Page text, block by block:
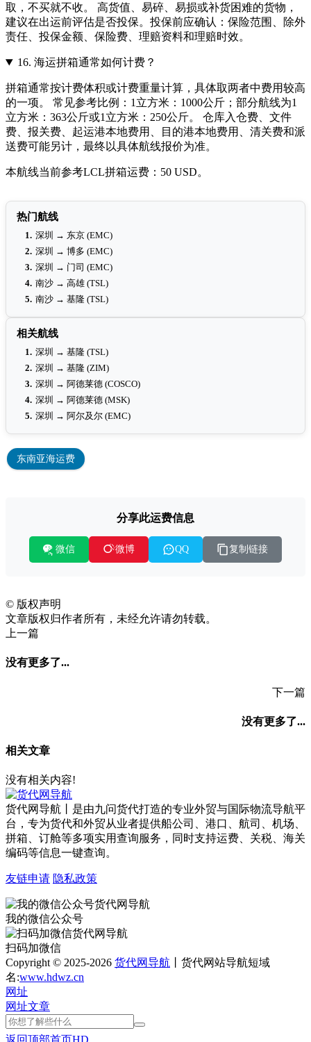
取，不买就不收。 高货值、易碎、易损或补货困难的货物，
建议在出运前评估是否投保。投保前应确认：保险范围、除外
责任、投保金额、保险费、理赔资料和理赔时效。
16. 海运拼箱通常如何计费？
拼箱通常按计费体积或计费重量计算，具体取两者中费用较高
的一项。 常见参考比例：1立方米：1000公斤；部分航线为1
立方米：363公斤或1立方米：250公斤。 仓库入仓费、文件
费、报关费、起运港本地费用、目的港本地费用、清关费和派
送费可能另计，最终以具体航线报价为准。
本航线当前参考LCL拼箱运费：50 USD。
热门航线
1. 深圳 → 东京 (EMC)
2. 深圳 → 博多 (EMC)
3. 深圳 → 门司 (EMC)
4. 南沙 → 高雄 (TSL)
5. 南沙 → 基隆 (TSL)
相关航线
1. 深圳 → 基隆 (TSL)
2. 深圳 → 基隆 (ZIM)
3. 深圳 → 阿德莱德 (COSCO)
4. 深圳 → 阿德莱德 (MSK)
5. 深圳 → 阿尔及尔 (EMC)
东南亚海运费
分享此运费信息
微信 微博 QQ 复制链接
© 版权声明
文章版权归作者所有，未经允许请勿转载。
上一篇
没有更多了...
下一篇
没有更多了...
相关文章
没有相关内容!
货代网导航丨是由九问货代打造的专业外贸与国际物流导航平
台，专为货代和外贸从业者提供船公司、港口、航司、机场、
拼箱、订舱等多项实用查询服务，同时支持运费、关税、海关
编码等信息一键查询。
友链申请 隐私政策
我的微信公众号
扫码加微信
Copyright © 2025-2026 货代网导航 丨货代网站导航短域
名:www.hdwz.cn
网址
网址文章